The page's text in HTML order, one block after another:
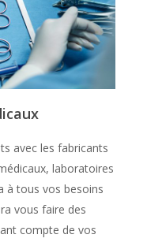
avec les fabricants
laboratoires
à tous vos besoins
vous faire des
compte de vos